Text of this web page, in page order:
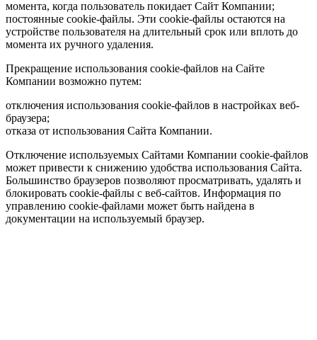
момента, когда пользователь покидает Сайт Компании;
постоянные cookie-файлы. Эти cookie-файлы остаются на
устройстве пользователя на длительный срок или вплоть до
момента их ручного удаления.
Прекращение использования cookie-файлов на Сайте
Компании возможно путем:
отключения использования cookie-файлов в настройках веб-
браузера;
отказа от использования Сайта Компании.
Отключение используемых Сайтами Компании cookie-файлов
может привести к снижению удобства использования Сайта.
Большинство браузеров позволяют просматривать, удалять и
блокировать cookie-файлы c веб-сайтов. Информация по
управлению cookie-файлами может быть найдена в
документации на используемый браузер.